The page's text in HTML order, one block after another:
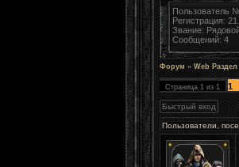
Пользователь
Регистрация:
Звание:
Сообщений: 4
Форум » Web Раздел
Страница 1 из 1
1
Пользователи,